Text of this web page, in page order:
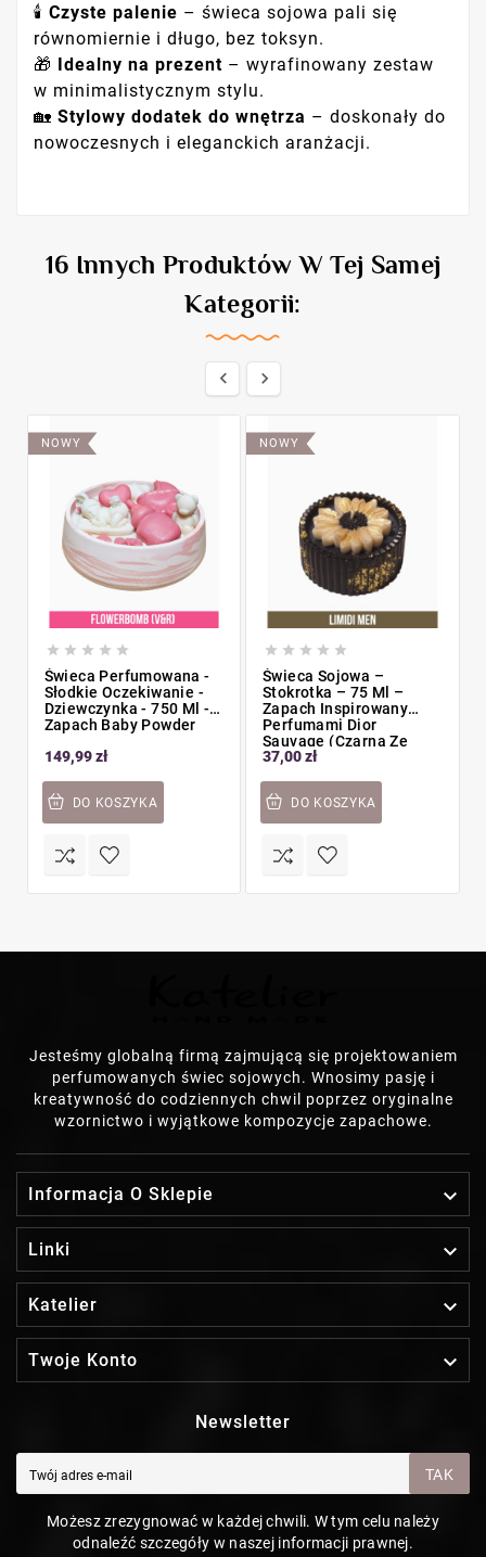
🕯 Czyste palenie – świeca sojowa pali się
równomiernie i długo, bez toksyn.
🎁 Idealny na prezent – wyrafinowany zestaw
w minimalistycznym stylu.
🏡 Stylowy dodatek do wnętrza – doskonały do
nowoczesnych i eleganckich aranżacji.
16 Innych Produktów W Tej Samej
Kategorii:
 
NOWY
    
Świeca Perfumowana -
Słodkie Oczekiwanie -
Dziewczynka - 750 Ml -
Zapach Baby Powder
149,99 zł
DO KOSZYKA
NOWY
    
Świeca Sojowa –
Stokrotka – 75 Ml –
Zapach Inspirowany
Perfumami Dior
Sauvage (Czarna Ze
Złotymi Zdobieniami)
37,00 zł
DO KOSZYKA
Jesteśmy globalną firmą zajmującą się projektowaniem
perfumowanych świec sojowych. Wnosimy pasję i
kreatywność do codziennych chwil poprzez oryginalne
wzornictwo i wyjątkowe kompozycje zapachowe.
Informacja O Sklepie 
Linki 
Katelier 
Twoje Konto 
Newsletter
TAK
Możesz zrezygnować w każdej chwili. W tym celu należy
odnaleźć szczegóły w naszej informacji prawnej.